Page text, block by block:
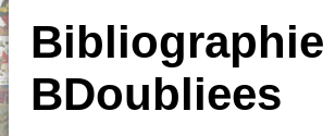
BDoubliees